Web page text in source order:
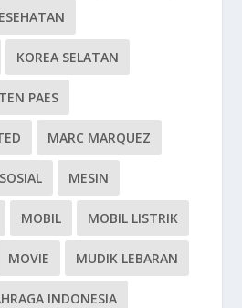
KOREA SELATAN
PAES
MARC MARQUEZ
MESIN
MOBIL MOBIL LISTRIK
MOVIE MUDIK LEBARAN
INDONESIA